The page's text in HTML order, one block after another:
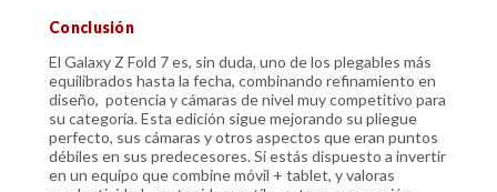
Conclusión
El Galaxy Z Fold 7 es, sin duda, uno de los plegables más
equilibrados hasta la fecha, combinando refinamiento en
diseño, potencia y cámaras de nivel muy competitivo para
su categoría. Esta edición sigue mejorando su pliegue
perfecto, sus cámaras y otros aspectos que eran puntos
débiles en sus predecesores. Si estás dispuesto a invertir
en un equipo que combine móvil + tablet, y valoras